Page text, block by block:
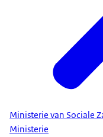
Ministerie van Sociale
Ministerie